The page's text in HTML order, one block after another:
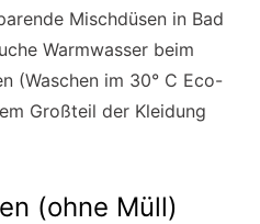
Mischdüsen in Bad
Warmwasser beim
(Waschen im 30° C Eco-
Großteil der Kleidung
(ohne Müll)